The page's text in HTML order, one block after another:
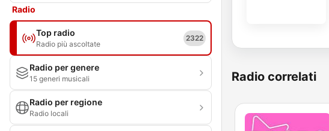
Radio
Top radio
Radio più ascoltate
2322
Radio per genere
15 generi musicali
Radio per regione
Radio locali
Radio correlati